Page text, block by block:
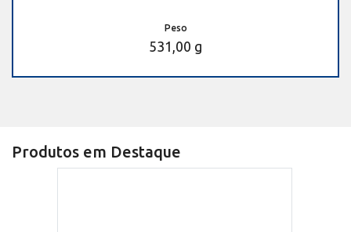
Peso
531,00 g
Produtos em Destaque